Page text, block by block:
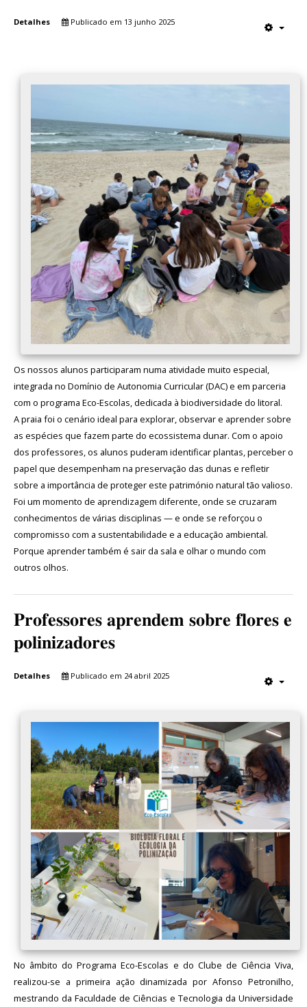
Detalhes Publicado em 13 junho 2025
Os nossos alunos participaram numa atividade muito especial,
integrada no Domínio de Autonomia Curricular (DAC) e em parceria
com o programa Eco-Escolas, dedicada à biodiversidade do litoral.
A praia foi o cenário ideal para explorar, observar e aprender sobre
as espécies que fazem parte do ecossistema dunar. Com o apoio
dos professores, os alunos puderam identificar plantas, perceber o
papel que desempenham na preservação das dunas e refletir
sobre a importância de proteger este património natural tão valioso.
Foi um momento de aprendizagem diferente, onde se cruzaram
conhecimentos de várias disciplinas — e onde se reforçou o
compromisso com a sustentabilidade e a educação ambiental.
Porque aprender também é sair da sala e olhar o mundo com
outros olhos.
𝐏𝐫𝐨𝐟𝐞𝐬𝐬𝐨𝐫𝐞𝐬 𝐚𝐩𝐫𝐞𝐧𝐝𝐞𝐦 𝐬𝐨𝐛𝐫𝐞 𝐟𝐥𝐨𝐫𝐞𝐬 𝐞
𝐩𝐨𝐥𝐢𝐧𝐢𝐳𝐚𝐝𝐨𝐫𝐞𝐬
Detalhes Publicado em 24 abril 2025
No âmbito do Programa Eco-Escolas e do Clube de Ciência Viva,
realizou-se a primeira ação dinamizada por Afonso Petronilho,
mestrando da Faculdade de Ciências e Tecnologia da Universidade